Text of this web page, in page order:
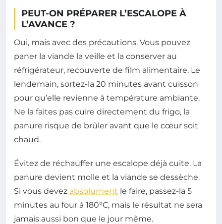
PEUT-ON PRÉPARER L’ESCALOPE À
L’AVANCE ?
Oui, mais avec des précautions. Vous pouvez
paner la viande la veille et la conserver au
réfrigérateur, recouverte de film alimentaire. Le
lendemain, sortez-la 20 minutes avant cuisson
pour qu’elle revienne à température ambiante.
Ne la faites pas cuire directement du frigo, la
panure risque de brûler avant que le cœur soit
chaud.
Évitez de réchauffer une escalope déjà cuite. La
panure devient molle et la viande se dessèche.
Si vous devez absolument le faire, passez-la 5
minutes au four à 180°C, mais le résultat ne sera
jamais aussi bon que le jour même.